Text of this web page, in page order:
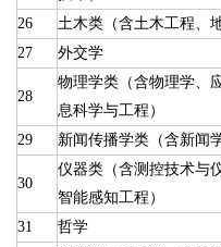
26
土木类（含土木工程、
27
外交学
28
物理学类（含物理学、
息科学与工程）
29 新闻传播学类（含新闻
30
仪器类（含测控技术与
智能感知工程）
31 哲学